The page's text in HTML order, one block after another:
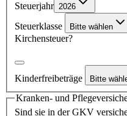
Steuerjahr 2026
Steuerklasse Bitte wählen
Kirchensteuer?
Kinderfreibeträge Bitte
Kranken- und
Sind sie in der GKV